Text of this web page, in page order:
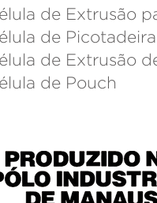
de Extrusão
de
de Extrusão
de Pouch